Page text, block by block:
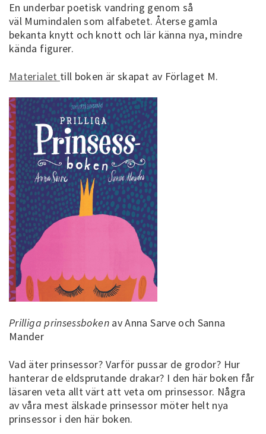
En underbar poetisk vandring genom så
väl Mumindalen som alfabetet. Återse gamla
bekanta knytt och knott och lär känna nya, mindre
kända figurer.
Materialet till boken är skapat av Förlaget M.
Prilliga prinsessboken av Anna Sarve och Sanna
Mander
Vad äter prinsessor? Varför pussar de grodor? Hur
hanterar de eldsprutande drakar? I den här boken får
läsaren veta allt värt att veta om prinsessor. Några
av våra mest älskade prinsessor möter helt nya
prinsessor i den här boken.